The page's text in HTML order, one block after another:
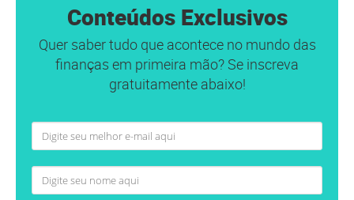
Conteúdos Exclusivos
Quer saber tudo que acontece no mundo das
finanças em primeira mão? Se inscreva
gratuitamente abaixo!